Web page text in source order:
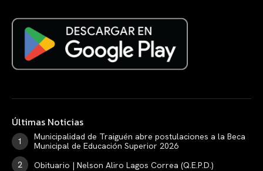
Últimas Noticias
Municipalidad de Traiguén abre postulaciones a la Beca
Municipal de Educación Superior 2026
Obituario | Nelson Aliro Lagos Correa (Q.E.P.D.)